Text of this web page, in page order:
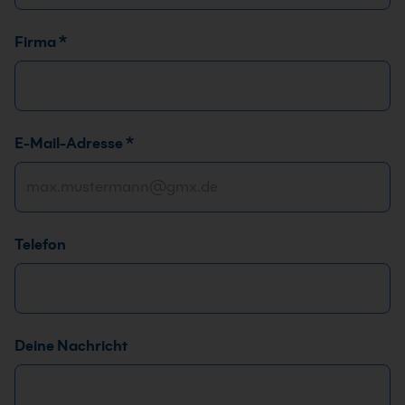
Firma *
E-Mail-Adresse *
Telefon
Deine Nachricht